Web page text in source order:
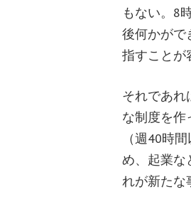
もない。8
後何かがで
指すことが
それであれ
な制度を作
（週40時
め、起業な
れが新たな